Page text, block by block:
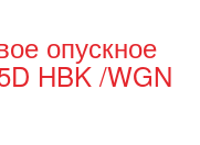
опускное
HBK /WGN